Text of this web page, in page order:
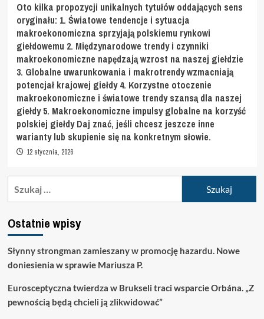
Oto kilka propozycji unikalnych tytułów oddających sens
oryginału: 1. Światowe tendencje i sytuacja
makroekonomiczna sprzyjają polskiemu rynkowi
giełdowemu 2. Międzynarodowe trendy i czynniki
makroekonomiczne napędzają wzrost na naszej giełdzie
3. Globalne uwarunkowania i makrotrendy wzmacniają
potencjał krajowej giełdy 4. Korzystne otoczenie
makroekonomiczne i światowe trendy szansą dla naszej
giełdy 5. Makroekonomiczne impulsy globalne na korzyść
polskiej giełdy Daj znać, jeśli chcesz jeszcze inne
warianty lub skupienie się na konkretnym słowie.
12 stycznia, 2026
Ostatnie wpisy
Słynny strongman zamieszany w promocję hazardu. Nowe
doniesienia w sprawie Mariusza P.
Eurosceptyczna twierdza w Brukseli traci wsparcie Orbána. „Z
pewnością będą chcieli ją zlikwidować”